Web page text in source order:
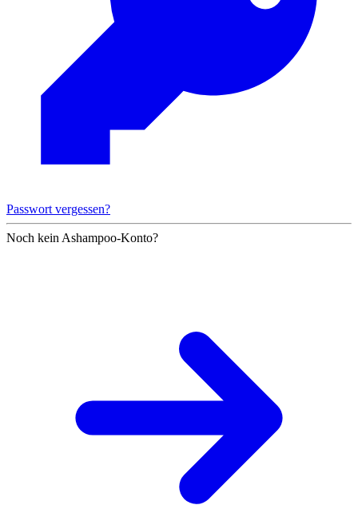
Passwort vergessen?
Noch kein Ashampoo-Konto?